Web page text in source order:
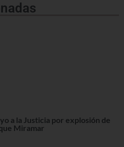
a la Justicia por explosión de
Miramar